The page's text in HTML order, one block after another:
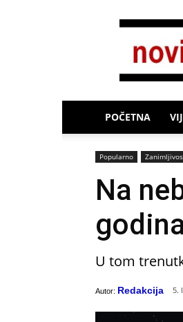
POČETNA
Popularno
Na
U tom
Autor: Redakcija 5.